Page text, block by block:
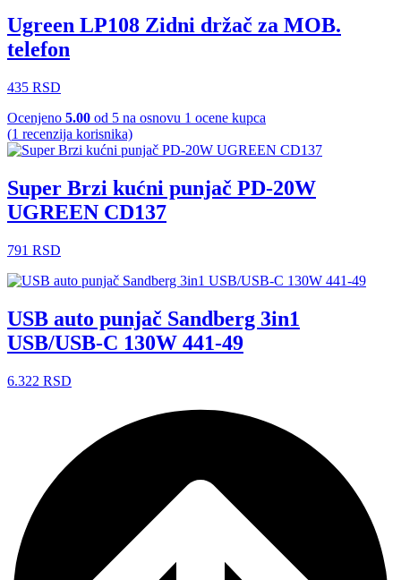
Ugreen LP108 Zidni držač za MOB.
telefon
435 RSD
Ocenjeno 5.00 od 5 na osnovu 1 ocene kupca
(1 recenzija korisnika)
Super Brzi kućni punjač PD-20W
UGREEN CD137
791 RSD
USB auto punjač Sandberg 3in1
USB/USB-C 130W 441-49
6.322 RSD